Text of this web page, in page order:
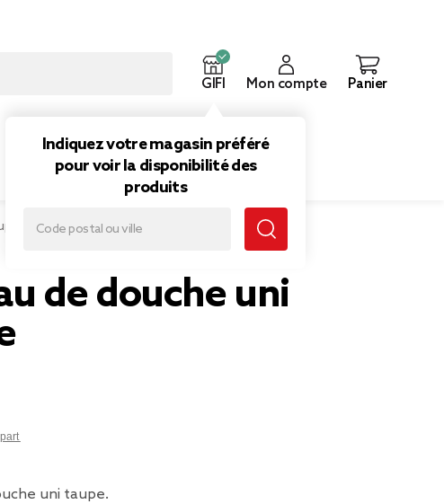
GIFI
Indiquez votre magasin préféré
pour voir la disponibilité des
produits
Mon compte Panier
de douche uni
uni taupe.